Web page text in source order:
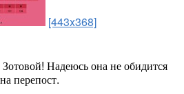
[443x368]
Надеюсь она не обидится
на перепост.